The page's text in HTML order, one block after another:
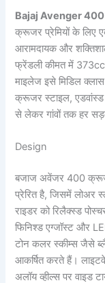
Bajaj Avenger
क्रूजर प्रेमियों के लिए
आरामदायक और
फ्रेंडली कीमत में 373cc
माइलेज इसे मिडिल
क्रूजर स्टाइल, एडवांस्ड
से लेकर गांवों तक हर
Design
बजाज अवेंजर 400
प्रेरित है, जिसमें लोअर
राइडर को रिलैक्स्ड
फिनिश्ड एग्जॉस्ट और
टोन कलर स्कीम्स जैसे
आकर्षित करते हैं।
अलॉय व्हील्स पर वाइड